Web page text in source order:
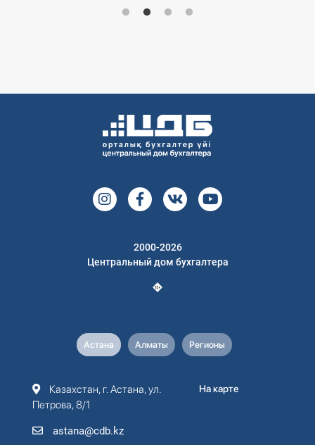
2000-2026
Центральный дом бухгалтера
Астана Алматы Регионы
Казахстан, г. Астана, ул.
Петрова, 8/1
astana@cdb.kz
На карте